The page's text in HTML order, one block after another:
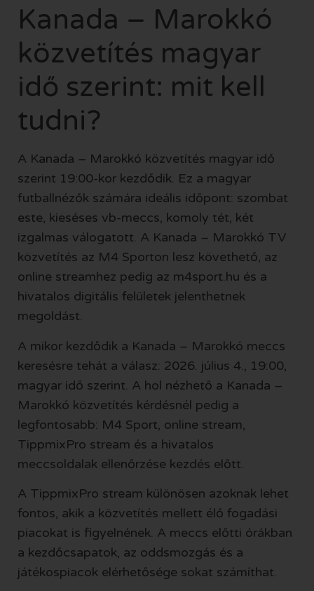
Kanada – Marokkó
közvetítés magyar
idő szerint: mit kell
tudni?
A Kanada – Marokkó közvetítés magyar idő
szerint 19:00-kor kezdődik. Ez a magyar
futballnézők számára ideális időpont: szombat
este, kieséses vb-meccs, komoly tét, két
izgalmas válogatott. A Kanada – Marokkó TV
közvetítés az M4 Sporton lesz követhető, az
online streamhez pedig az m4sport.hu és a
hivatalos digitális felületek jelenthetnek
megoldást.
A mikor kezdődik a Kanada – Marokkó meccs
keresésre tehát a válasz: 2026. július 4., 19:00,
magyar idő szerint. A hol nézhető a Kanada –
Marokkó közvetítés kérdésnél pedig a
legfontosabb: M4 Sport, online stream,
TippmixPro stream és a hivatalos
meccsoldalak ellenőrzése kezdés előtt.
A TippmixPro stream különösen azoknak lehet
fontos, akik a közvetítés mellett élő fogadási
piacokat is figyelnének. A meccs előtti órákban
a kezdőcsapatok, az oddsmozgás és a
játékospiacok elérhetősége sokat számíthat.